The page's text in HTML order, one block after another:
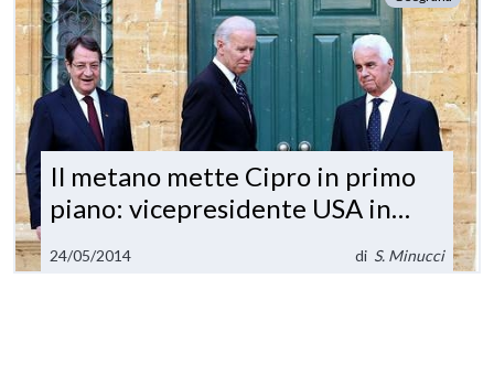
Il metano mette Cipro in primo
piano: vicepresidente USA in
24/05/2014 di S. Minucci